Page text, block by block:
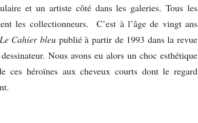
et un artiste côté dans les galeries. Tous les
les collectionneurs. C’est à l’âge de vingt ans
Le Cahier bleu publié à partir de 1993 dans la revue
Nous avons eu alors un choc esthétique
ces héroïnes aux cheveux courts dont le regard